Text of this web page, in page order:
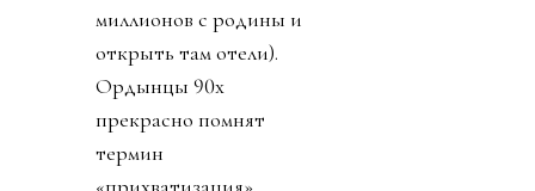
миллионов с родины и
открыть там отели).
Ордынцы 90х
прекрасно помнят
термин